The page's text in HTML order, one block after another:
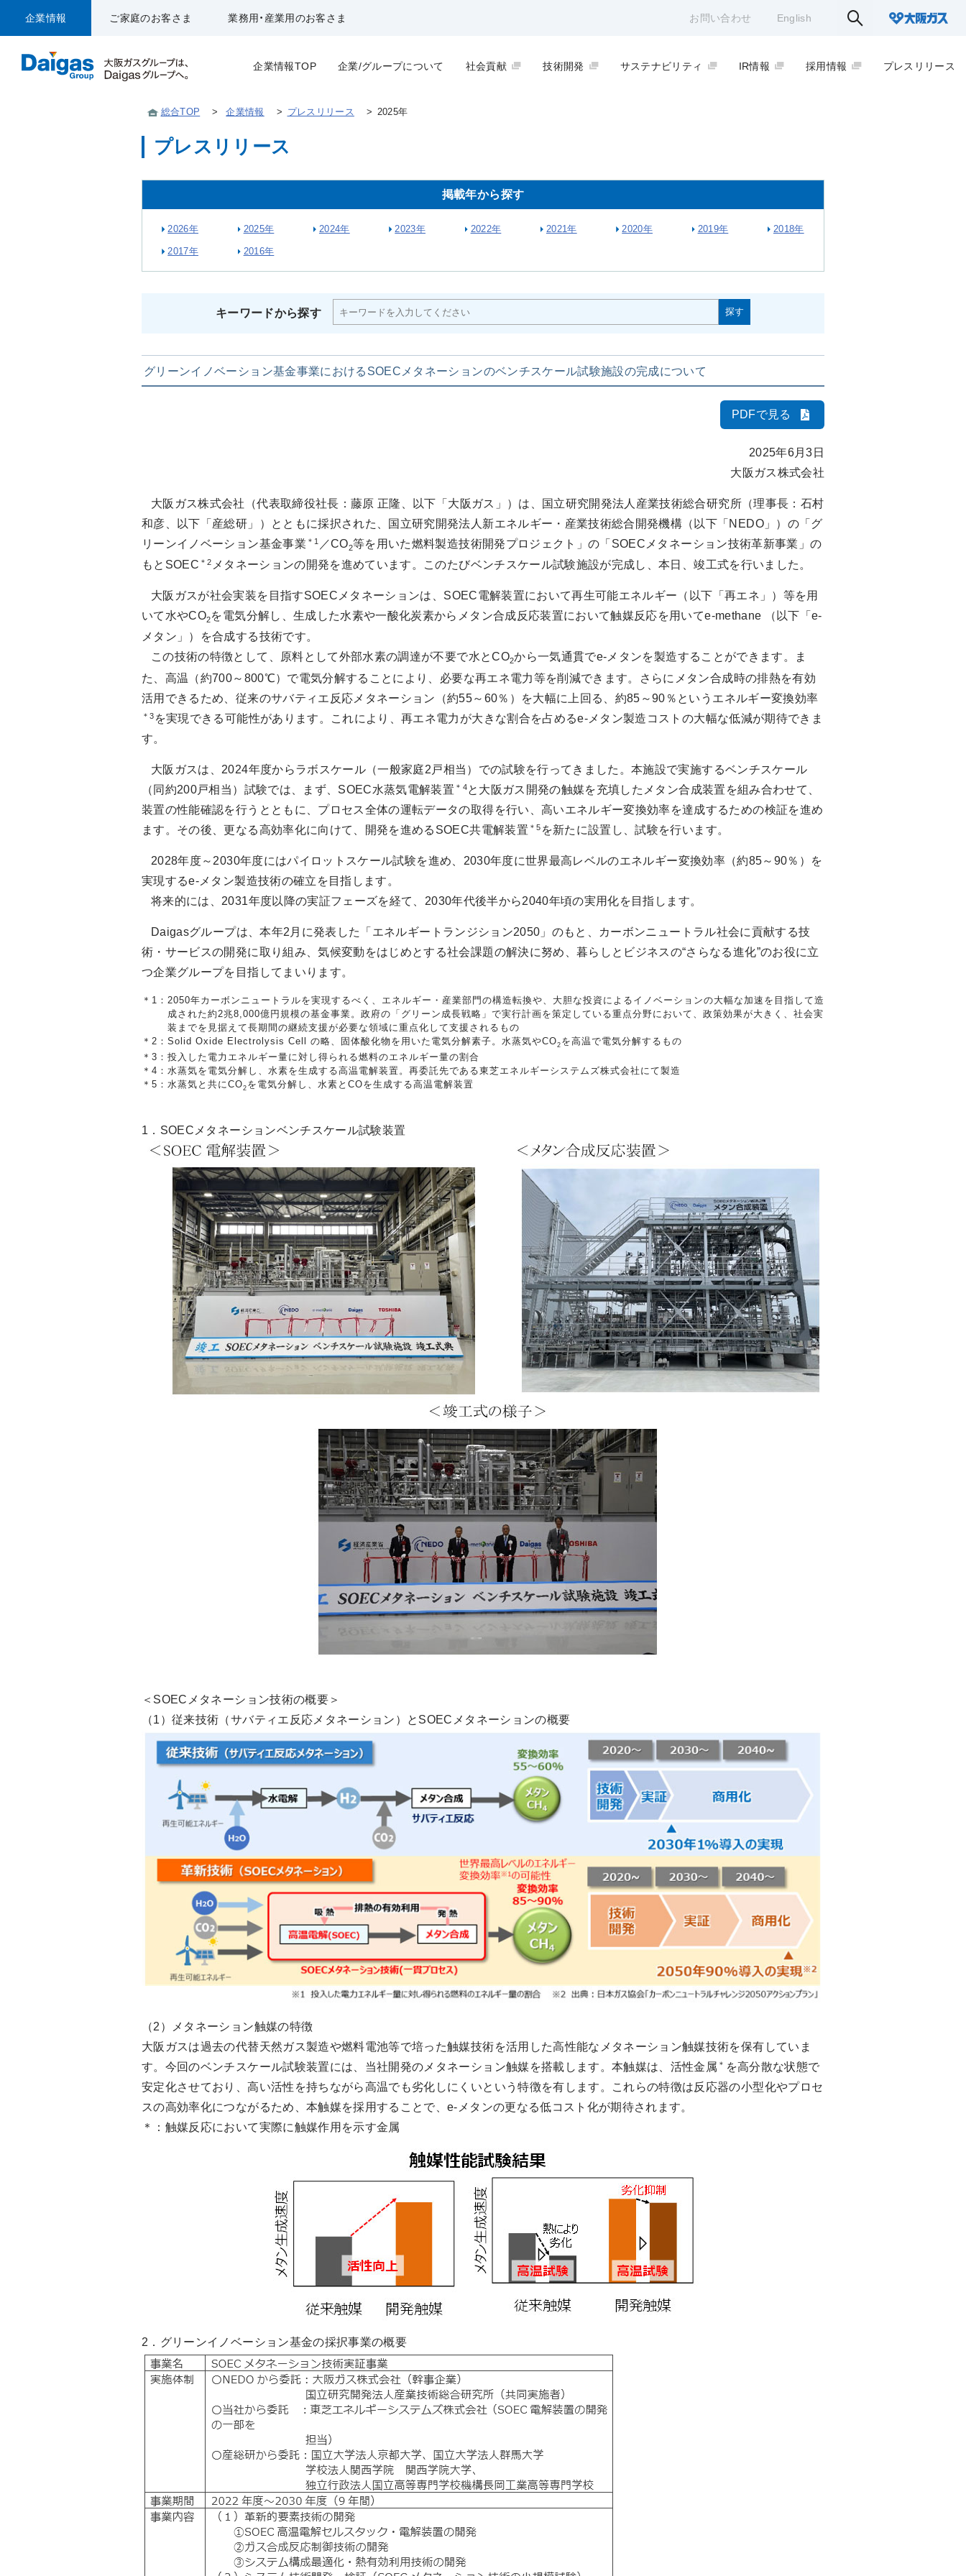
企業情報 ご家庭のお客さま 業務用・産業用のお客さま お問い合わせ English
企業情報TOP 企業/グループについて 社会貢献 技術開発 サステナビリティ IR情報 採用情報 プレスリリース
総合TOP > 企業情報 > プレスリリース > 2025年
プレスリリース
掲載年から探す
2026年 2025年 2024年 2023年 2022年 2021年 2020年 2019年 2018年
2017年 2016年
キーワードから探す
グリーンイノベーション基金事業におけるSOECメタネーションのベンチスケール試験施設の完成について
PDFで見る
2025年6月3日
大阪ガス株式会社
大阪ガス株式会社（代表取締役社長：藤原 正隆、以下「大阪ガス」）は、国立研究開発法人産業技術総合研究所（理事長：石村
和彦、以下「産総研」）とともに採択された、国立研究開発法人新エネルギー・産業技術総合開発機構（以下「NEDO」）の「グ
リーンイノベーション基金事業 ＊1 ／CO2等を用いた燃料製造技術開発プロジェクト」の「SOECメタネーション技術革新事業」の
もとSOEC ＊2 メタネーションの開発を進めています。このたびベンチスケール試験施設が完成し、本日、竣工式を行いました。
大阪ガスが社会実装を目指すSOECメタネーションは、SOEC電解装置において再生可能エネルギー（以下「再エネ」）等を用
いて水やCO2を電気分解し、生成した水素や一酸化炭素からメタン合成反応装置において触媒反応を用いてe-methane （以下「e-
メタン」）を合成する技術です。
この技術の特徴として、原料として外部水素の調達が不要で水とCO2から一気通貫でe-メタンを製造することができます。ま
た、高温（約700～800℃）で電気分解することにより、必要な再エネ電力等を削減できます。さらにメタン合成時の排熱を有効
活用できるため、従来のサバティエ反応メタネーション（約55～60％）を大幅に上回る、約85～90％というエネルギー変換効率
＊3 を実現できる可能性があります。これにより、再エネ電力が大きな割合を占めるe-メタン製造コストの大幅な低減が期待できま
す。
大阪ガスは、2024年度からラボスケール（一般家庭2戸相当）での試験を行ってきました。本施設で実施するベンチスケール
（同約200戸相当）試験では、まず、SOEC水蒸気電解装置 ＊4と大阪ガス開発の触媒を充填したメタン合成装置を組み合わせて、
装置の性能確認を行うとともに、プロセス全体の運転データの取得を行い、高いエネルギー変換効率を達成するための検証を進め
ます。その後、更なる高効率化に向けて、開発を進めるSOEC共電解装置 ＊5 を新たに設置し、試験を行います。
2028年度～2030年度にはパイロットスケール試験を進め、2030年度に世界最高レベルのエネルギー変換効率（約85～90％）を
実現するe-メタン製造技術の確立を目指します。
将来的には、2031年度以降の実証フェーズを経て、2030年代後半から2040年頃の実用化を目指します。
Daigasグループは、本年2月に発表した「エネルギートランジション2050」のもと、カーボンニュートラル社会に貢献する技
術・サービスの開発に取り組み、気候変動をはじめとする社会課題の解決に努め、暮らしとビジネスの“さらなる進化”のお役に立
つ企業グループを目指してまいります。
＊1： 2050年カーボンニュートラルを実現するべく、エネルギー・産業部門の構造転換や、大胆な投資によるイノベーションの大幅な加速を目指して造
成された約2兆8,000億円規模の基金事業。政府の「グリーン成長戦略」で実行計画を策定している重点分野において、政策効果が大きく、社会実
装までを見据えて長期間の継続支援が必要な領域に重点化して支援されるもの
＊2： Solid Oxide Electrolysis Cell の略、固体酸化物を用いた電気分解素子。水蒸気やCO2 を高温で電気分解するもの
＊3： 投入した電力エネルギー量に対し得られる燃料のエネルギー量の割合
＊4： 水蒸気を電気分解し、水素を生成する高温電解装置。再委託先である東芝エネルギーシステムズ株式会社にて製造
＊5： 水蒸気と共にCO2 を電気分解し、水素とCOを生成する高温電解装置
1．SOECメタネーションベンチスケール試験装置
＜SOECメタネーション技術の概要＞
（1）従来技術（サバティエ反応メタネーション）とSOECメタネーションの概要
（2）メタネーション触媒の特徴
大阪ガスは過去の代替天然ガス製造や燃料電池等で培った触媒技術を活用した高性能なメタネーション触媒技術を保有していま
す。今回のベンチスケール試験装置には、当社開発のメタネーション触媒を搭載します。本触媒は、活性金属 ＊ を高分散な状態で
安定化させており、高い活性を持ちながら高温でも劣化しにくいという特徴を有します。これらの特徴は反応器の小型化やプロセ
スの高効率化につながるため、本触媒を採用することで、e-メタンの更なる低コスト化が期待されます。
＊：触媒反応において実際に触媒作用を示す金属
2．グリーンイノベーション基金の採択事業の概要